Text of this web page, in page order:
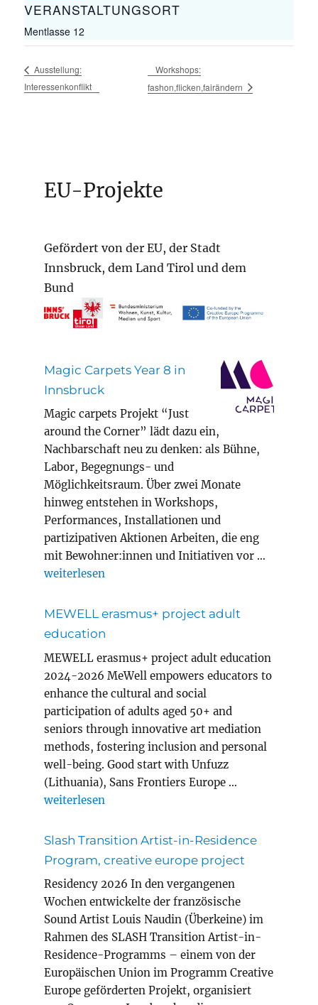
VERANSTALTUNGSORT
Mentlasse 12
Ausstellung:
Interessenkonflikt
Workshops:
fashon,flicken,fairändern
EU-Projekte
Gefördert von der EU, der Stadt
Innsbruck, dem Land Tirol und dem
Bund
Magic Carpets Year 8 in
Innsbruck
Magic carpets Projekt “Just
around the Corner” lädt dazu ein,
Nachbarschaft neu zu denken: als Bühne,
Labor, Begegnungs- und
Möglichkeitsraum. Über zwei Monate
hinweg entstehen in Workshops,
Performances, Installationen und
partizipativen Aktionen Arbeiten, die eng
mit Bewohner:innen und Initiativen vor …
„Magic Carpets Year 8 in Innsbruck“
weiterlesen
MEWELL erasmus+ project adult
education
MEWELL erasmus+ project adult education
2024-2026 MeWell empowers educators to
enhance the cultural and social
participation of adults aged 50+ and
seniors through innovative art mediation
methods, fostering inclusion and personal
well-being. Good start with Unfuzz
(Lithuania), Sans Frontiers Europe …
„MEWELL erasmus+ project adult education“
weiterlesen
Slash Transition Artist-in-Residence
Program, creative europe project
Residency 2026 In den vergangenen
Wochen entwickelte der französische
Sound Artist Louis Naudin (Überkeine) im
Rahmen des SLASH Transition Artist-in-
Residence-Programms – einem von der
Europäischen Union im Programm Creative
Europe geförderten Projekt, organisiert